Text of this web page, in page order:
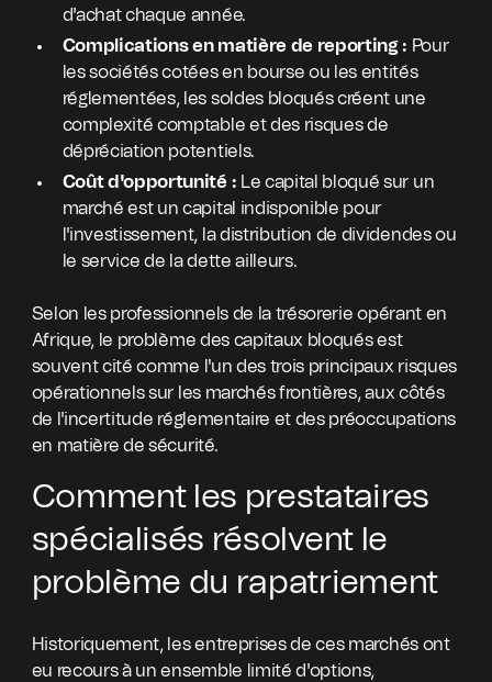
d'achat chaque année.
Complications en matière de reporting : Pour
les sociétés cotées en bourse ou les entités
réglementées, les soldes bloqués créent une
complexité comptable et des risques de
dépréciation potentiels.
Coût d'opportunité : Le capital bloqué sur un
marché est un capital indisponible pour
l'investissement, la distribution de dividendes ou
le service de la dette ailleurs.
Selon les professionnels de la trésorerie opérant en
Afrique, le problème des capitaux bloqués est
souvent cité comme l'un des trois principaux risques
opérationnels sur les marchés frontières, aux côtés
de l'incertitude réglementaire et des préoccupations
en matière de sécurité.
Comment les prestataires
spécialisés résolvent le
problème du rapatriement
Historiquement, les entreprises de ces marchés ont
eu recours à un ensemble limité d'options,